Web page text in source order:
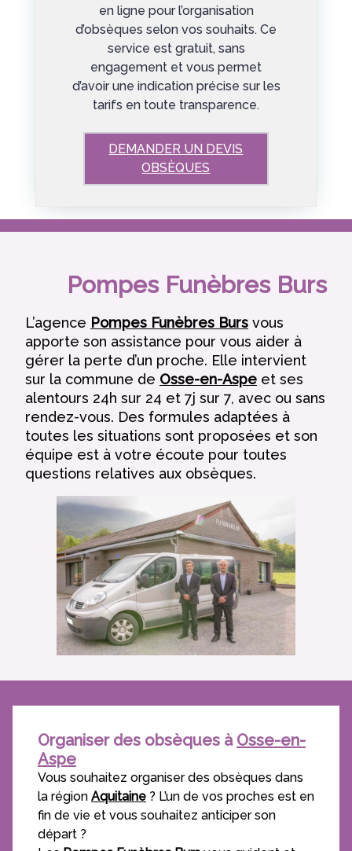
en ligne pour l’organisation
d’obsèques selon vos souhaits. Ce
service est gratuit, sans
engagement et vous permet
d’avoir une indication précise sur les
tarifs en toute transparence.
DEMANDER UN DEVIS
OBSÈQUES
Pompes Funèbres Burs
L’agence Pompes Funèbres Burs vous
apporte son assistance pour vous aider à
gérer la perte d’un proche. Elle intervient
sur la commune de Osse-en-Aspe et ses
alentours 24h sur 24 et 7j sur 7, avec ou sans
rendez-vous. Des formules adaptées à
toutes les situations sont proposées et son
équipe est à votre écoute pour toutes
questions relatives aux obsèques.
Organiser des obsèques à Osse-en-
Aspe
Vous souhaitez organiser des obsèques dans
la région Aquitaine ? L’un de vos proches est en
fin de vie et vous souhaitez anticiper son
départ ?